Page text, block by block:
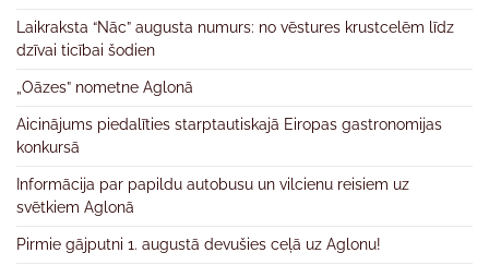
Laikraksta “Nāc” augusta numurs: no vēstures krustcelēm līdz
dzīvai ticībai šodien
„Oāzes” nometne Aglonā
Aicinājums piedalīties starptautiskajā Eiropas gastronomijas
konkursā
Informācija par papildu autobusu un vilcienu reisiem uz
svētkiem Aglonā
Pirmie gājputni 1. augustā devušies ceļā uz Aglonu!